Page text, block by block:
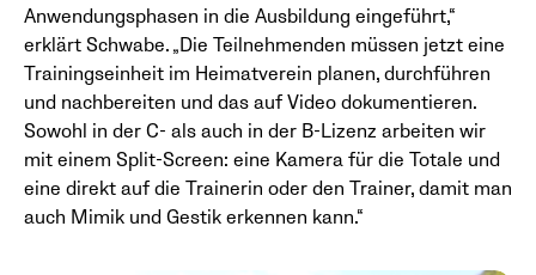
Anwendungsphasen in die Ausbildung eingeführt,“
erklärt Schwabe. „Die Teilnehmenden müssen jetzt eine
Trainingseinheit im Heimatverein planen, durchführen
und nachbereiten und das auf Video dokumentieren.
Sowohl in der C- als auch in der B-Lizenz arbeiten wir
mit einem Split-Screen: eine Kamera für die Totale und
eine direkt auf die Trainerin oder den Trainer, damit man
auch Mimik und Gestik erkennen kann.“